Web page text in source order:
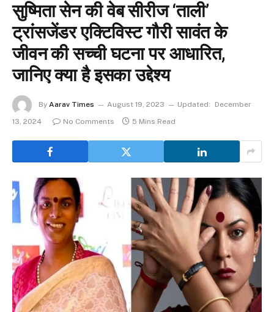
सुष्मिता सेन की वेब सीरीज ‘ताली’
ट्रांसजेंडर एक्टिविस्ट गौरी सावंत के
जीवन की सच्ची घटना पर आधारित,
जानिए क्या है इसका उद्देश्य
By Aarav Times August 19, 2023 Updated:
December
13, 2024
No Comments 5 Mins Read